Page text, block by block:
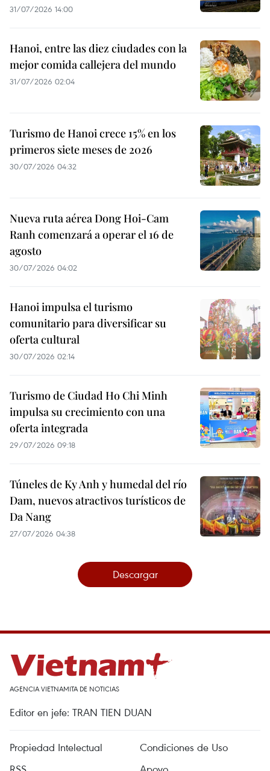
31/07/2026 14:00
Hanoi, entre las diez ciudades con la
mejor comida callejera del mundo
31/07/2026 02:04
Turismo de Hanoi crece 15% en los
primeros siete meses de 2026
30/07/2026 04:32
Nueva ruta aérea Dong Hoi-Cam
Ranh comenzará a operar el 16 de
agosto
30/07/2026 04:02
Hanoi impulsa el turismo
comunitario para diversificar su
oferta cultural
30/07/2026 02:14
Turismo de Ciudad Ho Chi Minh
impulsa su crecimiento con una
oferta integrada
29/07/2026 09:18
Túneles de Ky Anh y humedal del río
Dam, nuevos atractivos turísticos de
Da Nang
27/07/2026 04:38
Descargar
AGENCIA VIETNAMITA DE NOTICIAS
Editor en jefe: TRAN TIEN DUAN
Propiedad Intelectual
Condiciones de Uso